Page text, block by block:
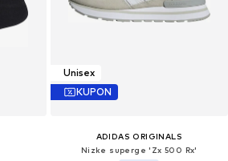
Unisex
KUPON
ADIDAS ORIGINALS
Nizke superge 'Zx 500 Rx'